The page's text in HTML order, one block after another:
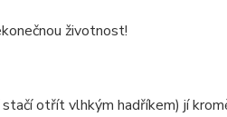
životnost!
otřít vlhkým hadříkem) jí